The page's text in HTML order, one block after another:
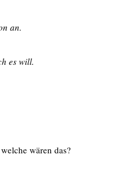
an.
es will.
wären das?